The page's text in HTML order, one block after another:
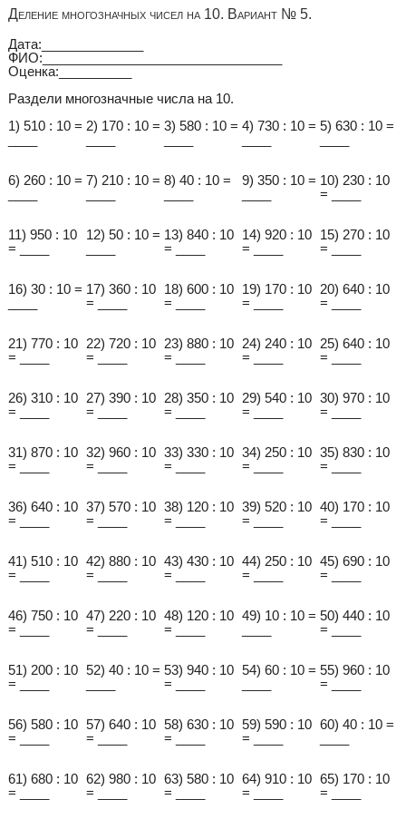
Деление многозначных чисел на 10. Вариант № 5.
Дата:______________
ФИО:_________________________________
Оценка:__________
Раздели многозначные числа на 10.
1) 510 : 10 = 2) 170 : 10 = 3) 580 : 10 = 4) 730 : 10 = 5) 630 : 10 =
6) 260 : 10 = 7) 210 : 10 = 8) 40 : 10 =
9) 350 : 10 = 10) 230 : 10
= ____
11) 950 : 10
= ____
12) 50 : 10 = 13) 840 : 10
= ____
14) 920 : 10
= ____
15) 270 : 10
= ____
16) 30 : 10 = 17) 360 : 10
= ____
18) 600 : 10
= ____
19) 170 : 10
= ____
20) 640 : 10
= ____
21) 770 : 10
= ____
22) 720 : 10
= ____
23) 880 : 10
= ____
24) 240 : 10
= ____
25) 640 : 10
= ____
26) 310 : 10
= ____
27) 390 : 10
= ____
28) 350 : 10
= ____
29) 540 : 10
= ____
30) 970 : 10
= ____
31) 870 : 10
= ____
32) 960 : 10
= ____
33) 330 : 10
= ____
34) 250 : 10
= ____
35) 830 : 10
= ____
36) 640 : 10
= ____
37) 570 : 10
= ____
38) 120 : 10
= ____
39) 520 : 10
= ____
40) 170 : 10
= ____
41) 510 : 10
= ____
42) 880 : 10
= ____
43) 430 : 10
= ____
44) 250 : 10
= ____
45) 690 : 10
= ____
46) 750 : 10
= ____
47) 220 : 10
= ____
48) 120 : 10
= ____
49) 10 : 10 = 50) 440 : 10
= ____
51) 200 : 10
= ____
52) 40 : 10 = 53) 940 : 10
= ____
54) 60 : 10 = 55) 960 : 10
= ____
56) 580 : 10
= ____
57) 640 : 10
= ____
58) 630 : 10
= ____
59) 590 : 10
= ____
60) 40 : 10 =
61) 680 : 10
= ____
62) 980 : 10
= ____
63) 580 : 10
= ____
64) 910 : 10
= ____
65) 170 : 10
= ____